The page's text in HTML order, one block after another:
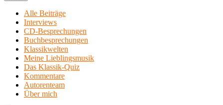
Alle Beiträge
Interviews
CD-Besprechungen
Buchbesprechungen
Klassikwelten
Meine Lieblingsmusik
Das Klassik-Quiz
Kommentare
Autorenteam
Über mich